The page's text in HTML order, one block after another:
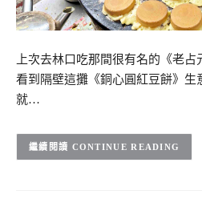
上次去林口吃那間很有名的《老
看到隔壁這攤《銅心圓紅豆餅》生
就…
CONTINUE READING